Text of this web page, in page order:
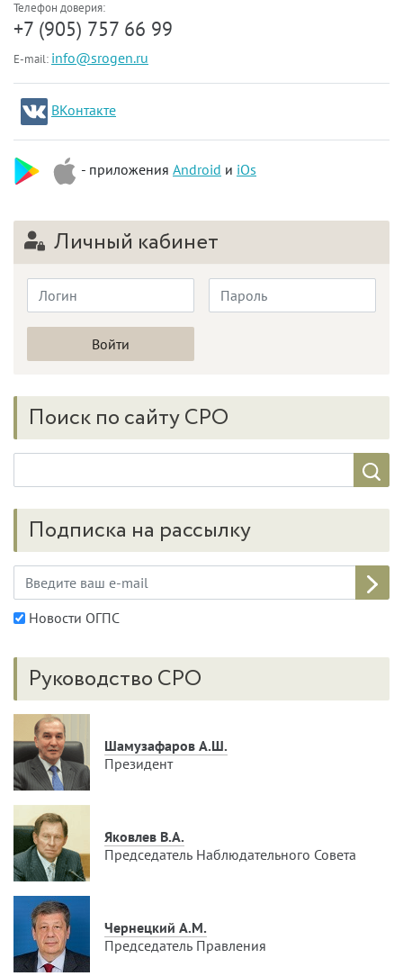
Телефон доверия:
+7 (905) 757 66 99
E-mail: info@srogen.ru
ВКонтакте
- приложения Android и iOs
Личный кабинет
Поиск по сайту СРО
Подписка на рассылку
Новости ОГПС
Руководство СРО
Шамузафаров А.Ш.
Президент
Яковлев В.А.
Председатель Наблюдательного Совета
Чернецкий А.М.
Председатель Правления